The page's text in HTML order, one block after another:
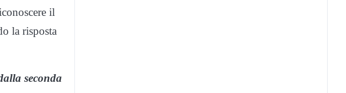
il
la risposta
seconda